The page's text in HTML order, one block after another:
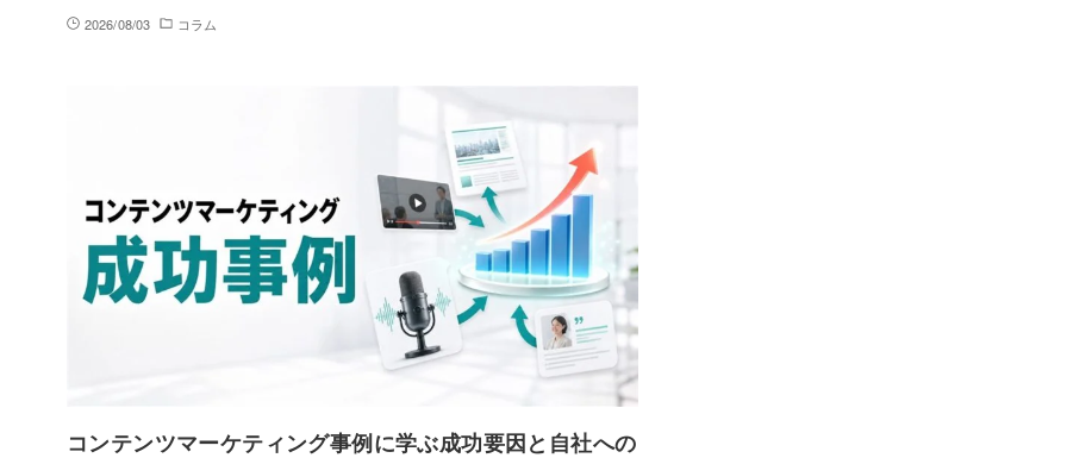
2026/08/03 コラム
コンテンツマーケティング事例に学ぶ成功要因と自社への